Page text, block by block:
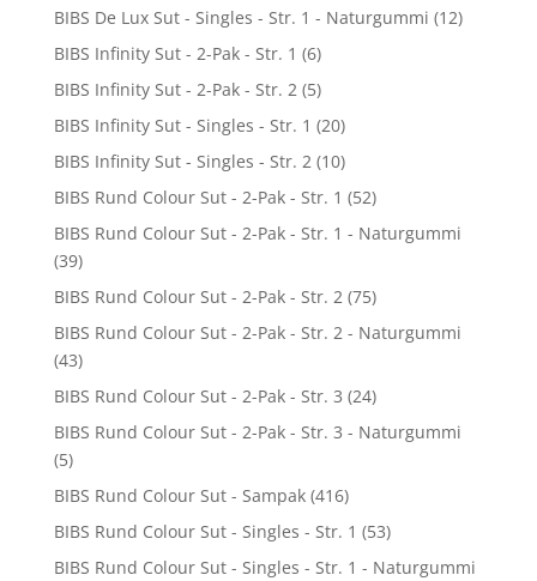
BIBS De Lux Sut - Singles - Str. 1 - Naturgummi (12)
BIBS Infinity Sut - 2-Pak - Str. 1 (6)
BIBS Infinity Sut - 2-Pak - Str. 2 (5)
BIBS Infinity Sut - Singles - Str. 1 (20)
BIBS Infinity Sut - Singles - Str. 2 (10)
BIBS Rund Colour Sut - 2-Pak - Str. 1 (52)
BIBS Rund Colour Sut - 2-Pak - Str. 1 - Naturgummi
(39)
BIBS Rund Colour Sut - 2-Pak - Str. 2 (75)
BIBS Rund Colour Sut - 2-Pak - Str. 2 - Naturgummi
(43)
BIBS Rund Colour Sut - 2-Pak - Str. 3 (24)
BIBS Rund Colour Sut - 2-Pak - Str. 3 - Naturgummi
(5)
BIBS Rund Colour Sut - Sampak (416)
BIBS Rund Colour Sut - Singles - Str. 1 (53)
BIBS Rund Colour Sut - Singles - Str. 1 - Naturgummi